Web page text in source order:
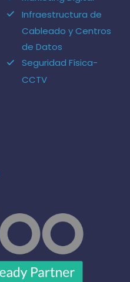
Infraestructura de
Cableado y Centros
de Datos
Seguridad Física-
CCTV